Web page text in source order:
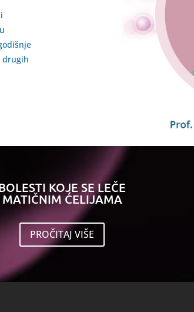
drugih
KOJE SE LEČE
MATIČNIM ĆELIJAMA
PROČITAJ VIŠE